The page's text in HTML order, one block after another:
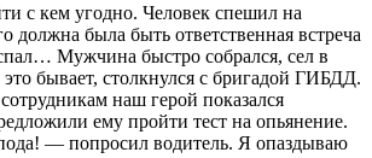
с кем угодно. Человек спешил на
должна была быть ответственная встреча
Мужчина быстро собрался, сел в
бывает, столкнулся с бригадой ГИБДД.
наш герой показался
ему пройти тест на опьянение.
— попросил водитель. Я опаздываю